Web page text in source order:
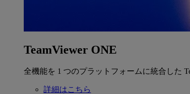
TeamViewer ONE
全機能を 1 つのプラットフォームに統合した
詳細はこちら